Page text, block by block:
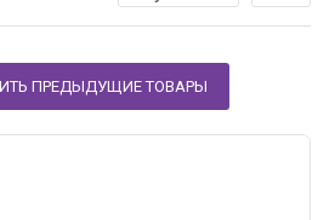
с помощью его тюнинга.
сможете поменять
для своей Фольксваген Сирокко
ПРЕДЫДУЩИЕ ТОВАРЫ